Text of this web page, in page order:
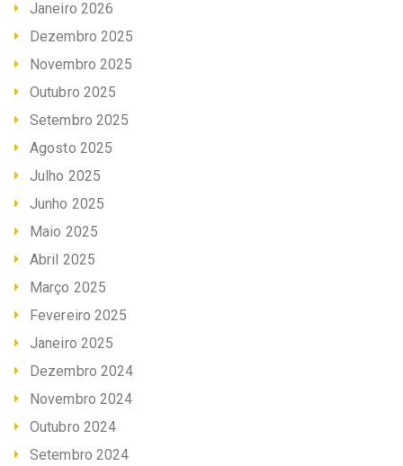
Janeiro 2026
Dezembro 2025
Novembro 2025
Outubro 2025
Setembro 2025
Agosto 2025
Julho 2025
Junho 2025
Maio 2025
Abril 2025
Março 2025
Fevereiro 2025
Janeiro 2025
Dezembro 2024
Novembro 2024
Outubro 2024
Setembro 2024